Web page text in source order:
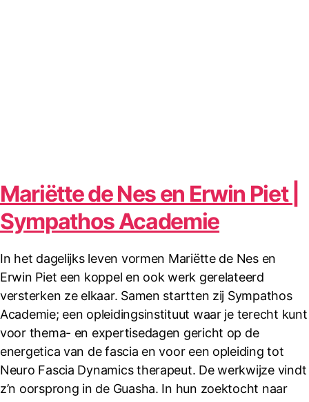
Mariëtte de Nes en Erwin Piet |
Sympathos Academie
In het dagelijks leven vormen Mariëtte de Nes en
Erwin Piet een koppel en ook werk gerelateerd
versterken ze elkaar. Samen startten zij Sympathos
Academie; een opleidingsinstituut waar je terecht kunt
voor thema- en expertisedagen gericht op de
energetica van de fascia en voor een opleiding tot
Neuro Fascia Dynamics therapeut. De werkwijze vindt
z’n oorsprong in de Guasha. In hun zoektocht naar